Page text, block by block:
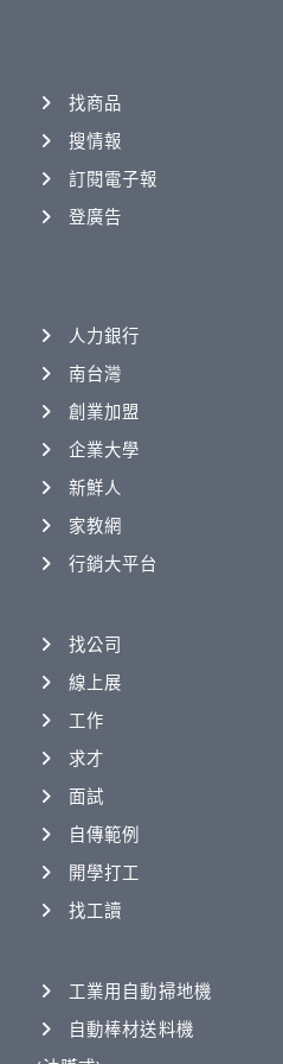
找商品
搜情報
訂閱電子報
登廣告
人力銀行
南台灣
創業加盟
企業大學
新鮮人
家教網
行銷大平台
找公司
線上展
工作
求才
面試
自傳範例
開學打工
找工讀
工業用自動掃地機
自動棒材送料機